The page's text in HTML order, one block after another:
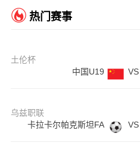
热门赛事
土伦杯
中国U19
VS
乌兹职联
卡拉卡尔帕克斯坦FA
VS